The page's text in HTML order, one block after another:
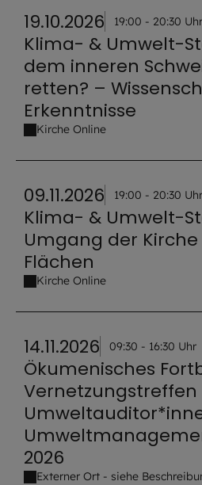
19.10.2026 19:00 - 20:30 Uhr
Klima- & Umwelt-
dem inneren
retten? –
Erkenntnisse
Kirche Online
09.11.2026 19:00 - 20:30 Uhr
Klima- & Umwelt-
Umgang der
Flächen
Kirche Online
14.11.2026 09:30 - 16:30 Uhr
Ökumenisches
2026
Externer Ort - siehe